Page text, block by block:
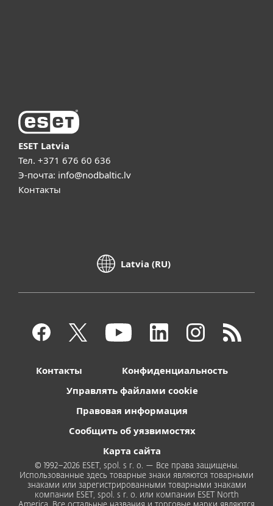
ESET Latvia
Тел. +371 676 60 636
Э-почта: info@nodbaltic.lv
Контакты
Latvia (RU)
Контакты
Конфиденциальность
Управлять файлами cookie
Правовая информация
Сообщить об уязвимостях
Карта сайта
© 1992–2026 ESET, spol. s r. o. — Все права защищены.
Использованные здесь товарные знаки являются товарными
знаками или зарегистрированными товарными знаками
компании ESET, spol. s r. o. или компании ESET North